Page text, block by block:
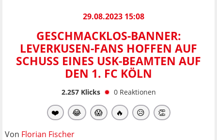
29.08.2023 15:08
GESCHMACKLOS-BANNER:
LEVERKUSEN-FANS HOFFEN AUF
SCHUSS EINES USK-BEAMTEN AUF
DEN 1. FC KÖLN
2.257Klicks 0 Reaktionen
❤️ 😂 😱 🔥 😥 👏
Von Florian Fischer